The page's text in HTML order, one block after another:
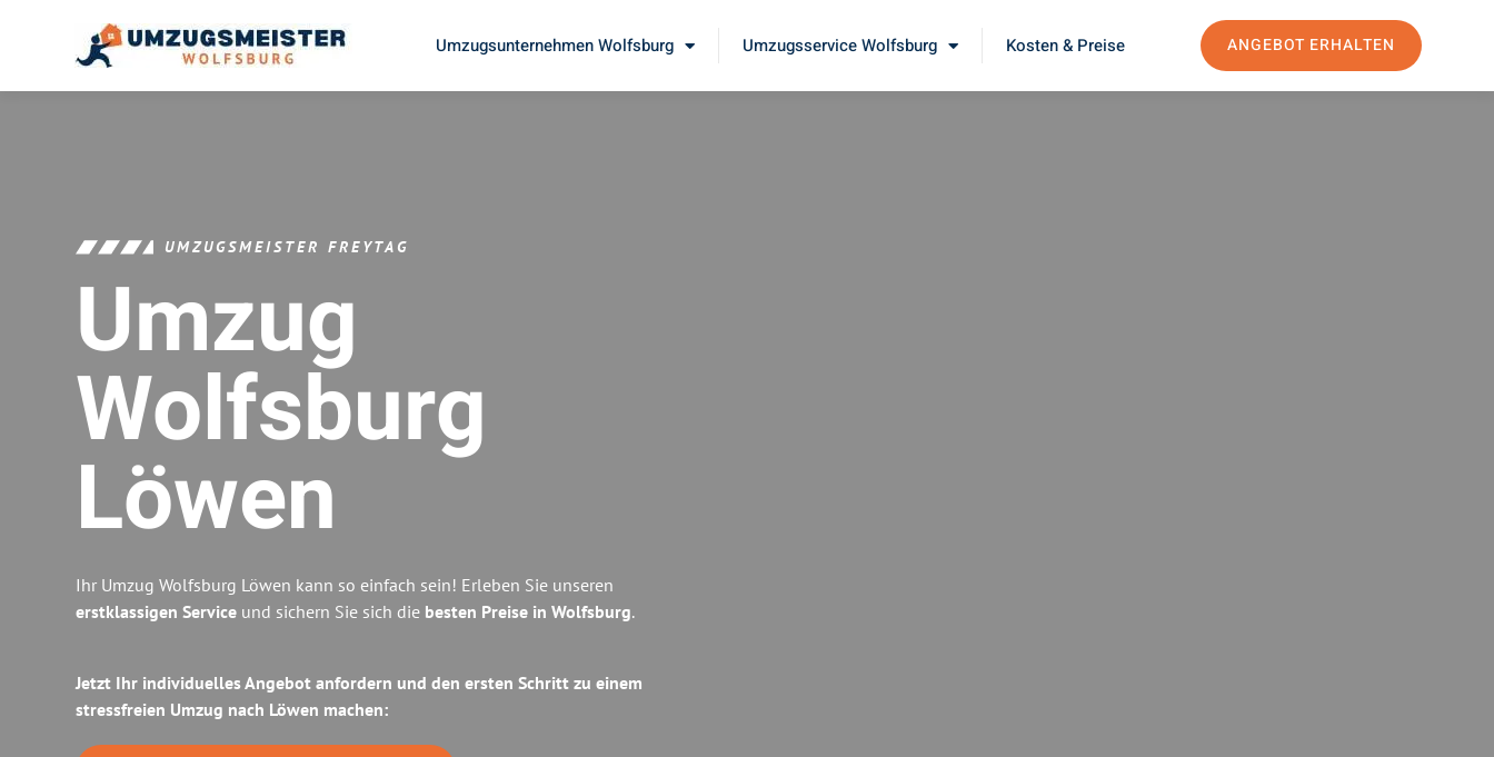
Umzugsunternehmen Wolfsburg Umzugsservice Wolfsburg Kosten & Preise ANGEBOT ERHALTEN
UMZUGSMEISTER FREYTAG
Umzug
Wolfsburg
Löwen
Ihr Umzug Wolfsburg Löwen kann so einfach sein! Erleben Sie unseren
erstklassigen Service und sichern Sie sich die besten Preise in Wolfsburg.
Jetzt Ihr individuelles Angebot anfordern und den ersten Schritt zu einem
stressfreien Umzug nach Löwen machen: